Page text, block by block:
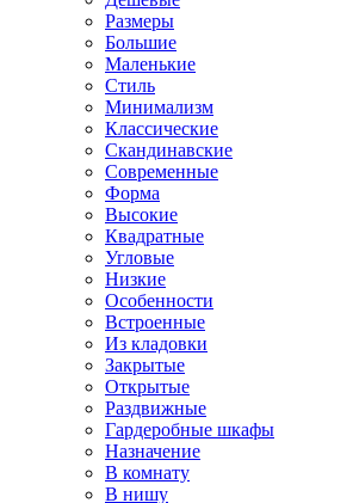
Размеры
Большие
Маленькие
Стиль
Минимализм
Классические
Скандинавские
Современные
Форма
Высокие
Квадратные
Угловые
Низкие
Особенности
Встроенные
Из кладовки
Закрытые
Открытые
Раздвижные
Гардеробные шкафы
Назначение
В комнату
В нишу